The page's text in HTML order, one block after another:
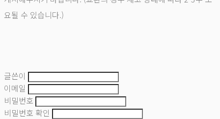
요될 수 있습니다.)
글쓴이
이메일
비밀번호
비밀번호 확인